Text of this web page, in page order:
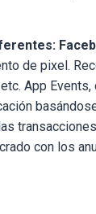
de pixel.
App
con los